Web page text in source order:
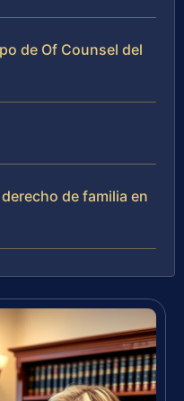
de Of Counsel del
de familia en